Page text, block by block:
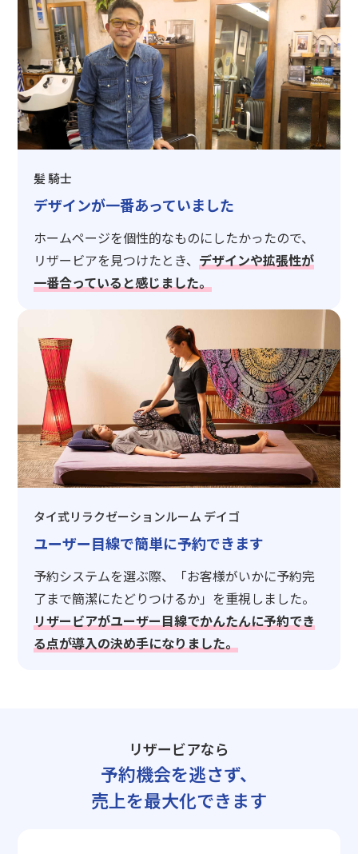
髪 騎士
デザインが一番あっていました
ホームページを個性的なものにしたかったので、
リザービアを見つけたとき、デザインや拡張性が
一番合っていると感じました。
タイ式リラクゼーションルーム デイゴ
ユーザー目線で簡単に予約できます
予約システムを選ぶ際、「お客様がいかに予約完
了まで簡潔にたどりつけるか」を重視しました。
リザービアがユーザー目線でかんたんに予約でき
る点が導入の決め手になりました。
リザービアなら
予約機会を逃さず、
売上を最大化できます